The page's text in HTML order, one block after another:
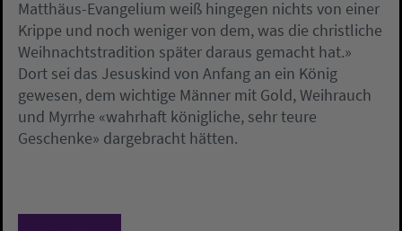
Matthäus-Evangelium weiß hingegen nichts von einer
Krippe und noch weniger von dem, was die christliche
Weihnachtstradition später daraus gemacht hat.»
Dort sei das Jesuskind von Anfang an ein König
gewesen, dem wichtige Männer mit Gold, Weihrauch
und Myrrhe «wahrhaft königliche, sehr teure
Geschenke» dargebracht hätten.